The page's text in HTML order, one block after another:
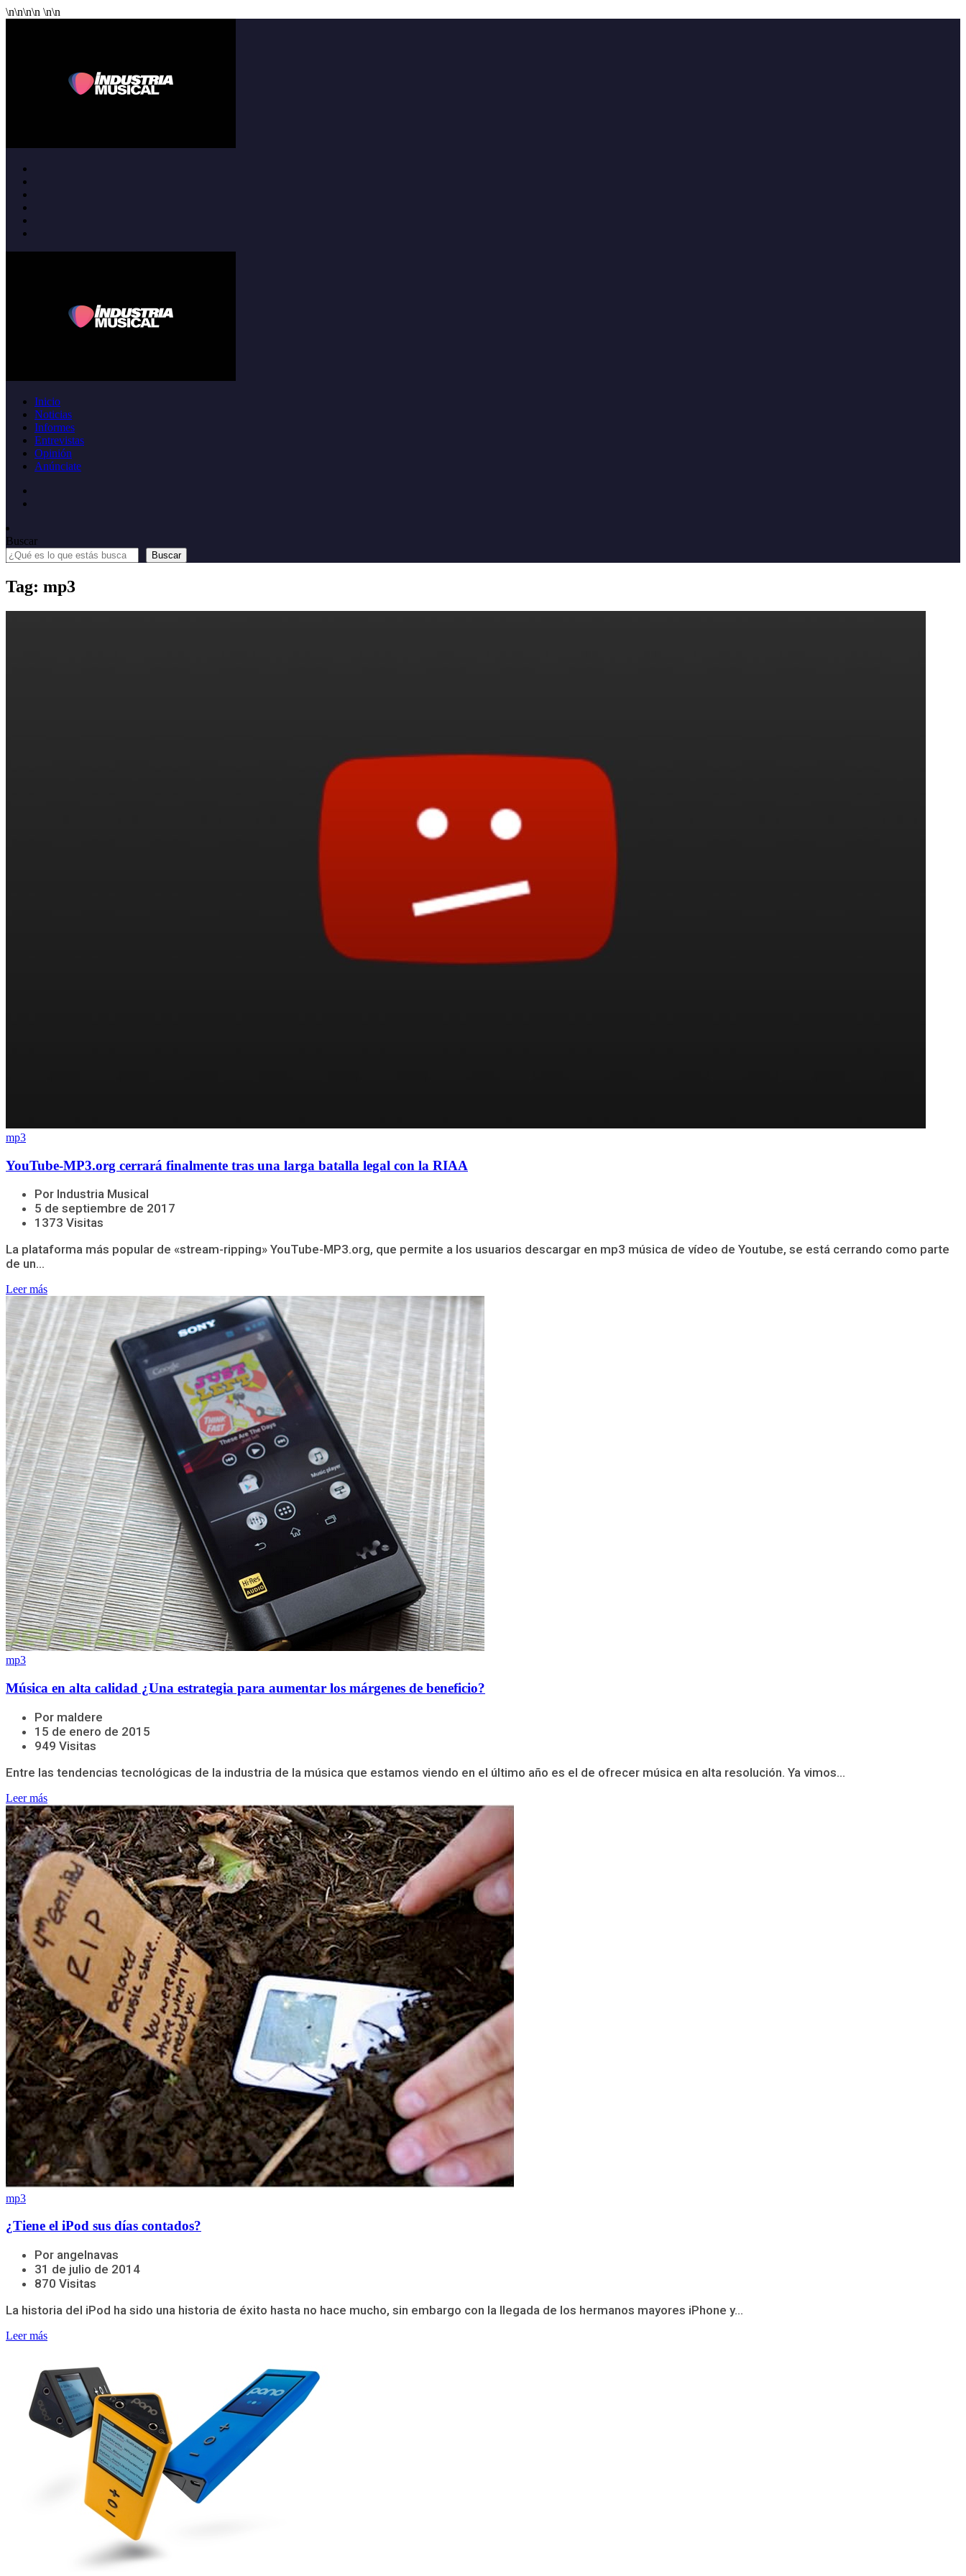
\n\n\n\n \n\n
Inicio
Noticias
Informes
Entrevistas
Opinión
Anúnciate
Buscar
Buscar
Tag: mp3
mp3
YouTube-MP3.org cerrará finalmente tras una larga batalla legal con la RIAA
Por Industria Musical
5 de septiembre de 2017
1373 Visitas
La plataforma más popular de «stream-ripping» YouTube-MP3.org, que permite a los usuarios descargar en mp3 música de vídeo de Youtube, se está cerrando como parte
de un...
Leer más
mp3
Música en alta calidad ¿Una estrategia para aumentar los márgenes de beneficio?
Por maldere
15 de enero de 2015
949 Visitas
Entre las tendencias tecnológicas de la industria de la música que estamos viendo en el último año es el de ofrecer música en alta resolución. Ya vimos...
Leer más
mp3
¿Tiene el iPod sus días contados?
Por angelnavas
31 de julio de 2014
870 Visitas
La historia del iPod ha sido una historia de éxito hasta no hace mucho, sin embargo con la llegada de los hermanos mayores iPhone y...
Leer más